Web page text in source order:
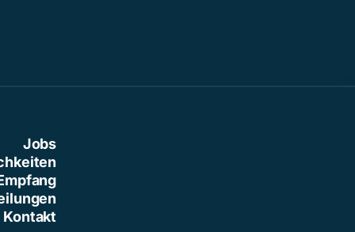
Jobs
Kontakt